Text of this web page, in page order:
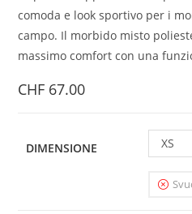
comoda e look sportivo per i
campo. Il morbido misto
massimo comfort con una
CHF 67.00
DIMENSIONE XS